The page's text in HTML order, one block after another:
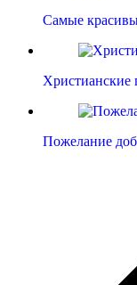
Самые
Христианские
Пожелание